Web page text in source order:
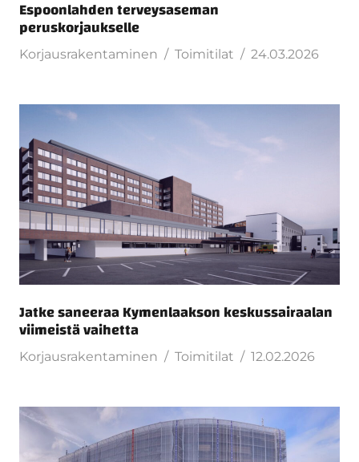
Espoonlahden terveysaseman
peruskorjaukselle
Korjausrakentaminen Toimitilat 24.03.2026
Jatke saneeraa Kymenlaakson keskussairaalan
viimeistä vaihetta
Korjausrakentaminen Toimitilat 12.02.2026